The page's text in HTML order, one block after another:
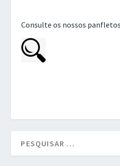
Consulte os nossos